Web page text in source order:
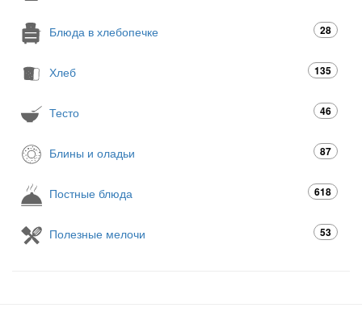
Блюда в хлебопечке 28
Хлеб 135
Тесто 46
Блины и оладьи 87
Постные блюда 618
Полезные мелочи 53